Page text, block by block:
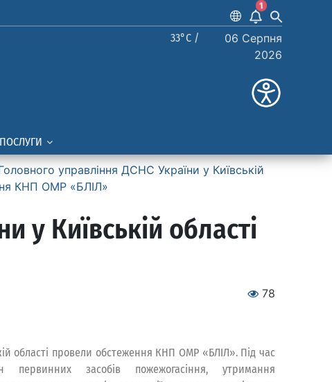
1
33°C /
06 Серпня
2026
управління ДСНС України у Київській
КНП ОМР «БЛІЛ»
у Київській області
78
області провели обстеження КНП ОМР «БЛІЛ». Під час
первинних засобів пожежогасіння, утримання